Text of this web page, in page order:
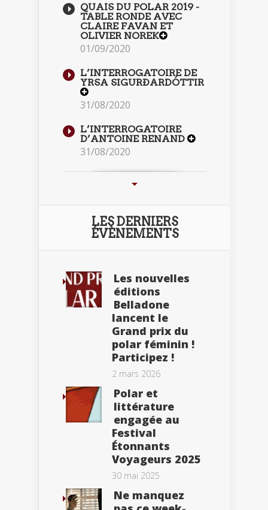
QUAIS DU POLAR 2019 -
TABLE RONDE AVEC
CLAIRE FAVAN ET
OLIVIER NOREK
01/09/2020
L’INTERROGATOIRE DE
YRSA SIGURÐARDÓTTIR
31/08/2020
L’INTERROGATOIRE
D’ANTOINE RENAND
31/08/2020
LES DERNIERS
ÉVÈNEMENTS
Les nouvelles
éditions
Belladone
lancent le
Grand prix du
polar féminin !
Participez !
2 mars 2026
Polar et
littérature
engagée au
Festival
Étonnants
Voyageurs 2025
30 mai 2025
Ne manquez